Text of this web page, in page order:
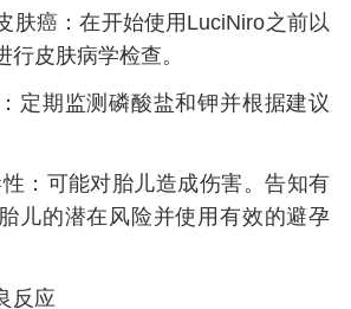
癌：在开始使用LuciNiro之前以
行皮肤病学检查。
期监测磷酸盐和钾并根据建议
可能对胎儿造成伤害。告知有
儿的潜在风险并使用有效的避孕
反应